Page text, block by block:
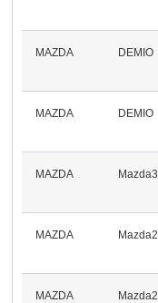
MAZDA DEMIO
MAZDA DEMIO
MAZDA Mazda3
MAZDA Mazda2
MAZDA Mazda2